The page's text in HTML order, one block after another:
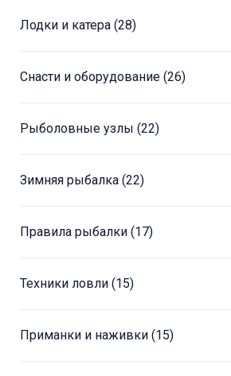
Лодки и катера (28)
Снасти и оборудование (26)
Рыболовные узлы (22)
Зимняя рыбалка (22)
Правила рыбалки (17)
Техники ловли (15)
Приманки и наживки (15)